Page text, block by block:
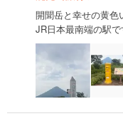
開聞岳と幸せの黄色
JR日本最南端の駅で